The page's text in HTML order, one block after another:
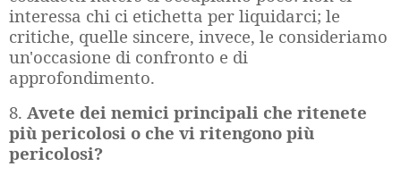
interessa chi ci etichetta per liquidarci; le
critiche, quelle sincere, invece, le consideriamo
un'occasione di confronto e di
approfondimento.
8. Avete dei nemici principali che ritenete
più pericolosi o che vi ritengono più
pericolosi?